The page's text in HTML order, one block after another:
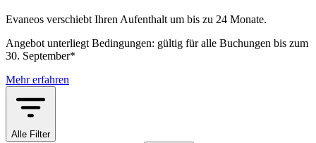
Evaneos verschiebt Ihren Aufenthalt um bis zu 24 Monate.
Angebot unterliegt Bedingungen: gültig für alle Buchungen bis zum
30. September*
Mehr erfahren
Alle Filter